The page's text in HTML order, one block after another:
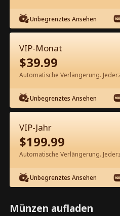
Kostenlos in
Episode 37 -
Blitzenschnelle
0-49 50-83
37 38
Unbegrenztes Ansehen
VIP-Monat
$39.99
Automatische Verlängerung.
Unbegrenztes Ansehen
VIP-Jahr
$199.99
Automatische Verlängerung.
Unbegrenztes Ansehen
Münzen aufladen